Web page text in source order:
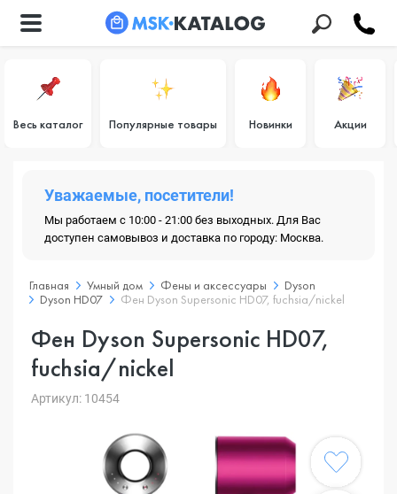
Весь каталог Популярные товары Новинки Акции
Уважаемые, посетители!
Мы работаем с 10:00 - 21:00 без выходных. Для Вас
доступен самовывоз и доставка по городу: Москва.
Главная Умный дом Фены и аксессуары
Dyson
Dyson HD07
Фен Dyson Supersonic HD07, fuchsia/nickel
Фен Dyson Supersonic HD07,
fuchsia/nickel
Артикул: 10454